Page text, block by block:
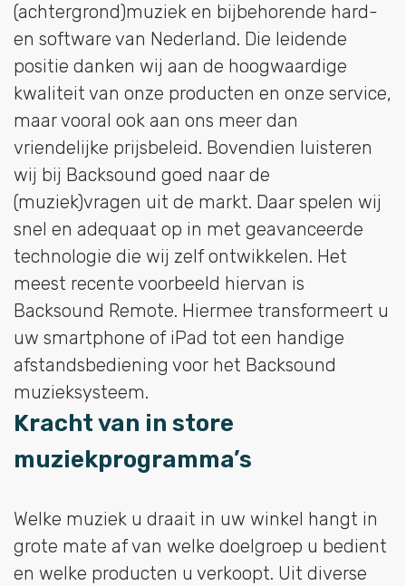
(achtergrond)muziek en bijbehorende hard-
en software van Nederland. Die leidende
positie danken wij aan de hoogwaardige
kwaliteit van onze producten en onze service,
maar vooral ook aan ons meer dan
vriendelijke prijsbeleid. Bovendien luisteren
wij bij Backsound goed naar de
(muziek)vragen uit de markt. Daar spelen wij
snel en adequaat op in met geavanceerde
technologie die wij zelf ontwikkelen. Het
meest recente voorbeeld hiervan is
Backsound Remote. Hiermee transformeert u
uw smartphone of iPad tot een handige
afstandsbediening voor het Backsound
muzieksysteem.
Kracht van in store
muziekprogramma’s
Welke muziek u draait in uw winkel hangt in
grote mate af van welke doelgroep u bedient
en welke producten u verkoopt. Uit diverse